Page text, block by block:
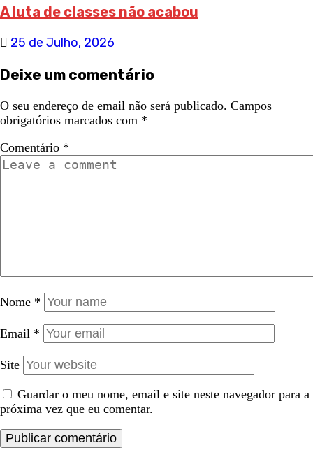
A luta de classes não acabou
25 de Julho, 2026
Deixe um comentário
O seu endereço de email não será publicado. Campos
obrigatórios marcados com *
Comentário *
Nome *
Email *
Site
Guardar o meu nome, email e site neste navegador para a
próxima vez que eu comentar.